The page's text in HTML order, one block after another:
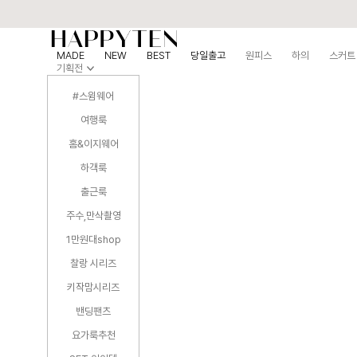
MADE NEW BEST 당일출고 원피스 하의 스커트
기획전
#스윔웨어
여행룩
홈&이지웨어
하객룩
출근룩
주수,만삭촬영
1만원대shop
찰랑 시리즈
키작맘시리즈
밴딩팬츠
요가룩추천